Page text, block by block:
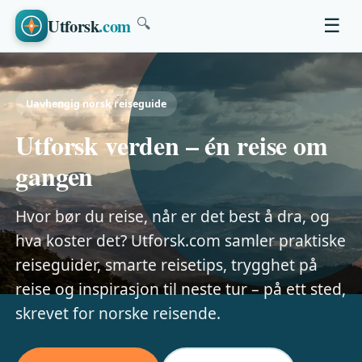
Utforsk.com 🔍 ☰
Uavhengig norsk reiseguide
Utforsk verden – én reise om
gangen
Hvor bør du reise, når er det best å dra, og
hva koster det? Utforsk.com samler praktiske
reiseguider, smarte reisetips, trygghet på
reise og inspirasjon til neste tur – på ett sted,
skrevet for norske reisende.